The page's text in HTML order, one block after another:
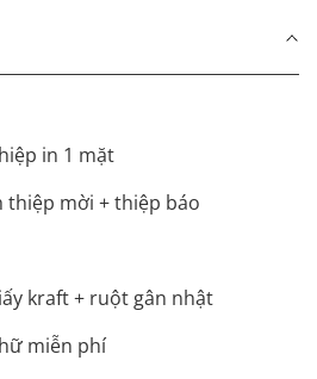
in 1 mặt
thiệp mời + thiệp báo
kraft + ruột gân nhật
miễn phí